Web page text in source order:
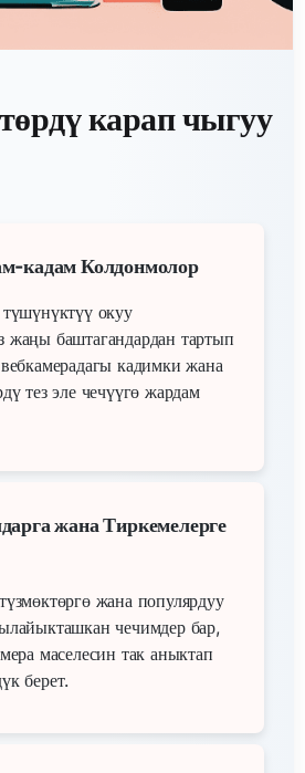
карап чыгуу
кадам Колдонмолор
окуу
жаңы баштагандардан тартып
кадимки жана
тез эле чечүүгө жардам
жана Тиркемелерге
жана популярдуу
чечимдер бар,
маселесин так аныктап
берет.